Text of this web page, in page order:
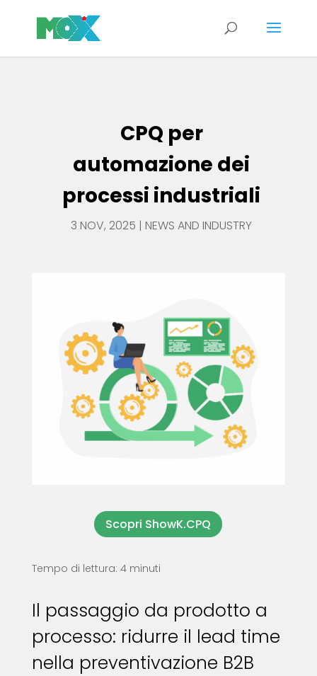
CPQ per
automazione dei
processi industriali
3 NOV, 2025 | NEWS AND INDUSTRY
Scopri ShowK.CPQ
Tempo di lettura: 4 minuti
Il passaggio da prodotto a
processo: ridurre il lead time
nella preventivazione B2B